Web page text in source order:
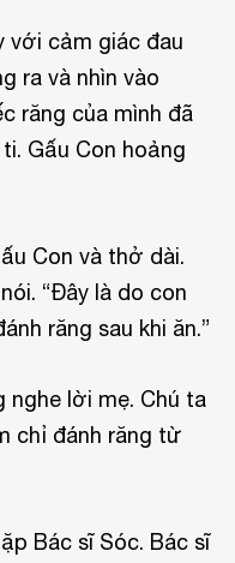
với cảm giác đau
ra và nhìn vào
răng của mình đã
Gấu Con hoảng
Con và thở dài.
“Đây là do con
răng sau khi ăn.”
nghe lời mẹ. Chú ta
chỉ đánh răng từ
Bác sĩ Sóc. Bác sĩ